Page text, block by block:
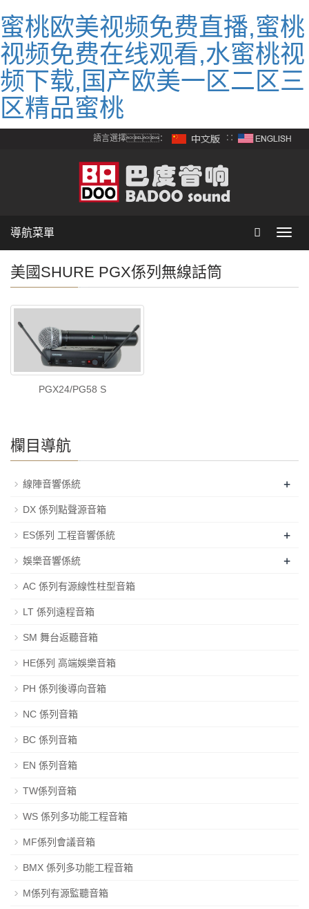
蜜桃欧美视频免费直播,蜜桃
视频免费在线观看,水蜜桃视
频下载,国产欧美一区二区三
区精品蜜桃
語言選擇： ∷
導航菜單
美國SHURE PGX係列無線話筒
PGX24/PG58 S
欄目導航
線陣音響係統 +
DX 係列點聲源音箱
ES係列 工程音響係統 +
娛樂音響係統 +
AC 係列有源線性柱型音箱
LT 係列遠程音箱
SM 舞台返聽音箱
HE係列 高端娛樂音箱
PH 係列後導向音箱
NC 係列音箱
BC 係列音箱
EN 係列音箱
TW係列音箱
WS 係列多功能工程音箱
MF係列會議音箱
BMX 係列多功能工程音箱
M係列有源監聽音箱